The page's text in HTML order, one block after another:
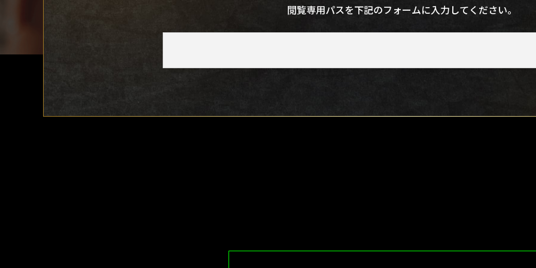
閲覧専用パスを下記のフォームに入力してください。